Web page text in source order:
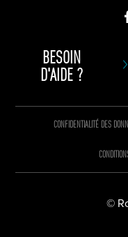
BESOIN
D'AIDE ?
©
CONFIDENTIALITÉ DES